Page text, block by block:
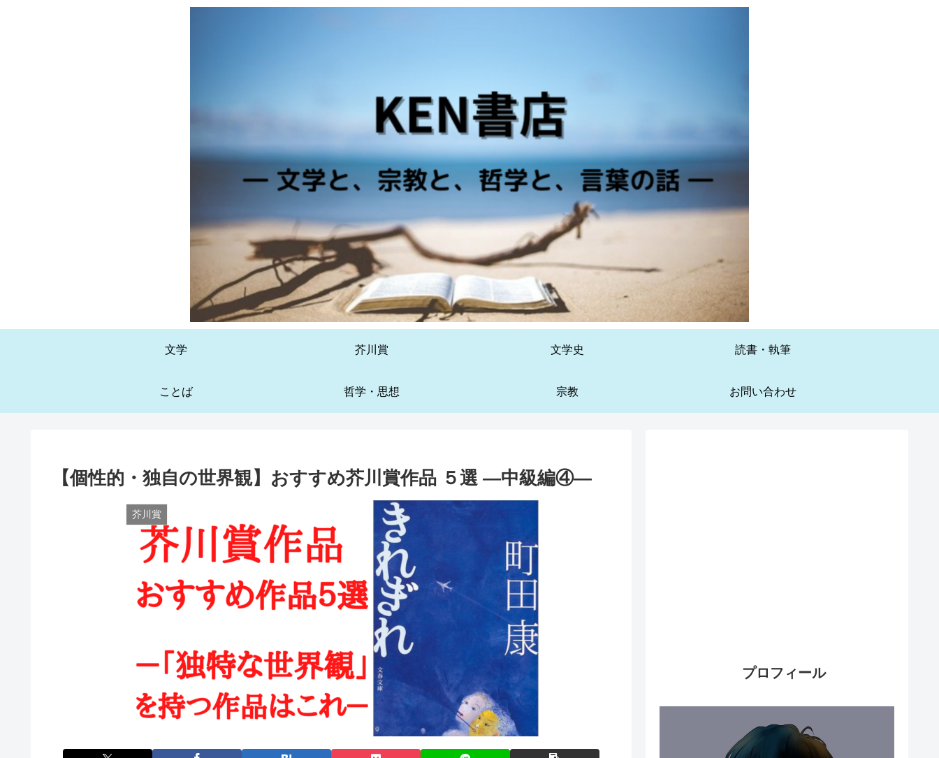
文学 芥川賞 文学史 読書・執筆
ことば 哲学・思想 宗教 お問い合わせ
【個性的・独自の世界観】おすすめ芥川賞作品 ５選 ―中級編④―
芥川賞
プロフィール